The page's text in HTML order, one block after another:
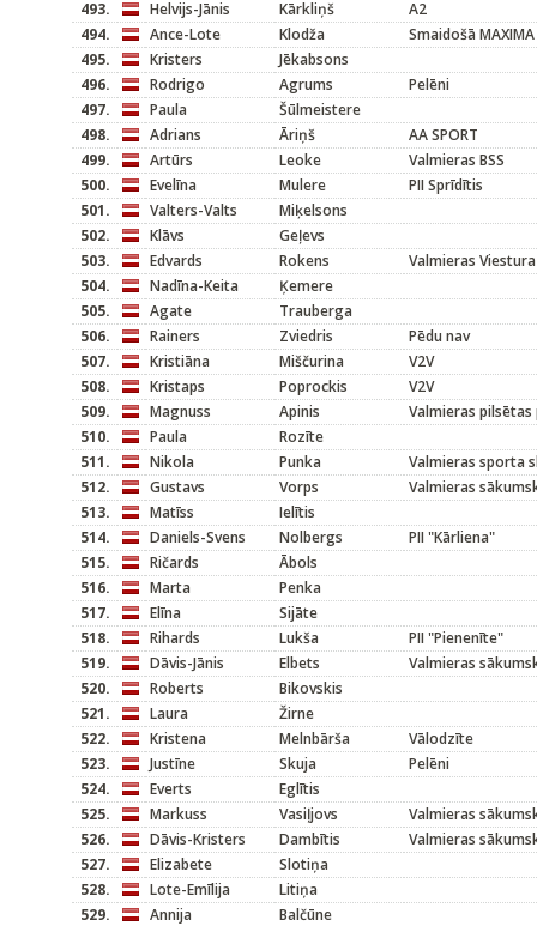
493. Helvijs-Jānis Kārkliņš
A2
494.
Ance-Lote Klodža
Smaidošā
495.
Kristers
Jēkabsons
496.
Rodrigo Agrums
Pelēni
497.
Paula
Šūlmeistere
498.
Adrians Āriņš
AA SPORT
499.
Artūrs Leoke
Valmieras BSS
500.
Evelīna Mulere
PII Sprīdītis
501.
Valters-Valts
Miķelsons
502.
Klāvs
Geļevs
503.
Edvards Rokens
Valmieras
504.
Nadīna-Keita
Ķemere
505.
Agate
Trauberga
506.
Rainers Zviedris
Pēdu nav
507.
Kristiāna Miščurina
V2V
508.
Kristaps Poprockis
V2V
509.
Magnuss Apinis
Valmieras pilsētas
510.
Paula
Rozīte
511.
Nikola Punka
Valmieras sporta
512.
Gustavs Vorps
Valmieras
513.
Matīss
Ielītis
514.
Daniels-Svens Nolbergs
PII "Kārliena"
515.
Ričards
Ābols
516.
Marta
Penka
517.
Elīna
Sijāte
518.
Rihards Lukša
PII "Pienenīte"
519.
Dāvis-Jānis Elbets
Valmieras
520.
Roberts
Bikovskis
521.
Laura
Žirne
522.
Kristena Melnbārša
Vālodzīte
523.
Justīne Skuja
Pelēni
524.
Everts
Eglītis
525.
Markuss Vasiļjovs
Valmieras
526.
Dāvis-Kristers Dambītis
Valmieras
527.
Elizabete
Slotiņa
528.
Lote-Emīlija
Litiņa
529.
Annija
Balčūne